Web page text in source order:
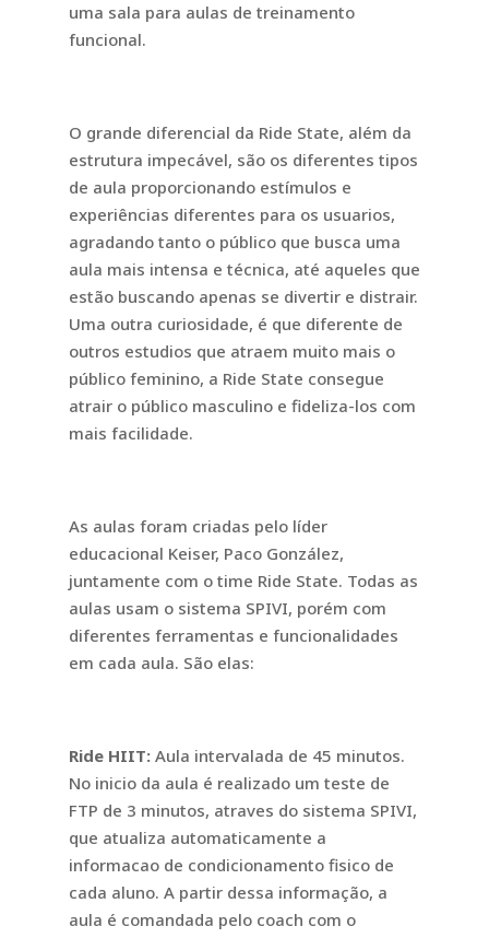
uma sala para aulas de treinamento
funcional.
O grande diferencial da Ride State, além da
estrutura impecável, são os diferentes tipos
de aula proporcionando estímulos e
experiências diferentes para os usuarios,
agradando tanto o público que busca uma
aula mais intensa e técnica, até aqueles que
estão buscando apenas se divertir e distrair.
Uma outra curiosidade, é que diferente de
outros estudios que atraem muito mais o
público feminino, a Ride State consegue
atrair o público masculino e fideliza-los com
mais facilidade.
As aulas foram criadas pelo líder
educacional Keiser, Paco González,
juntamente com o time Ride State. Todas as
aulas usam o sistema SPIVI, porém com
diferentes ferramentas e funcionalidades
em cada aula. São elas:
Ride HIIT: Aula intervalada de 45 minutos.
No inicio da aula é realizado um teste de
FTP de 3 minutos, atraves do sistema SPIVI,
que atualiza automaticamente a
informacao de condicionamento fisico de
cada aluno. A partir dessa informação, a
aula é comandada pelo coach com o